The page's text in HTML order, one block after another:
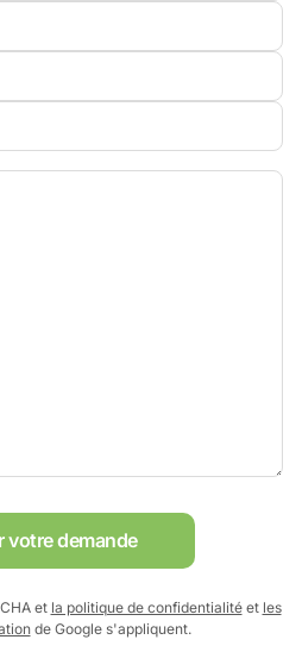
votre demande
et la politique de confidentialitéet les
de Google s'appliquent.